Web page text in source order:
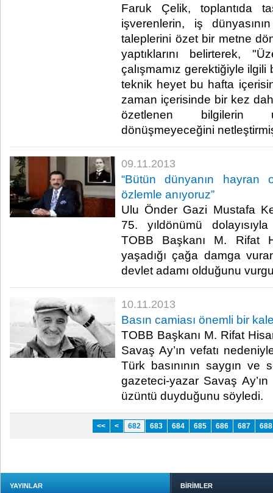
Faruk Çelik, toplantıda
işverenlerin, iş
taleplerini özet bir metne
yaptıklarını belirterek,
çalışmamız gerektiğiyle
teknik heyet bu hafta
zaman içerisinde bir kez
özetlenen bilgilerin
dönüşmeyeceğini
09.11.2013
“Bütün dünyanın hayran
özlemle anıyoruz”
Ulu Önder Gazi Mustafa
75. yıldönümü
TOBB Başkanı M. Rifat
yaşadığı çağa damga
devlet adamı olduğunu
10.11.2013
Basın camiası önemli bir
TOBB Başkanı M. Rifat
Savaş Ay’ın vefatı
Türk basınının saygın
gazeteci-yazar Savaş
üzüntü duyduğunu söyledi.​
<< < 682 683 684 685 686 687 688
YAYINLAR BİRİMLER